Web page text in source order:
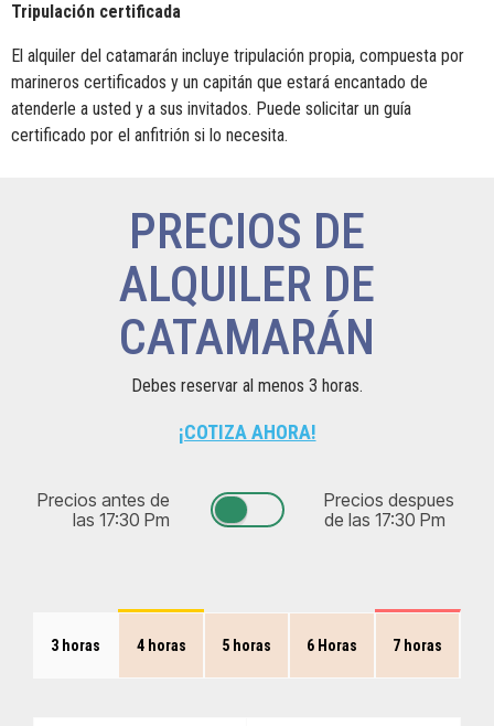
Tripulación certificada
El alquiler del catamarán incluye tripulación propia, compuesta por
marineros certificados y un capitán que estará encantado de
atenderle a usted y a sus invitados. Puede solicitar un guía
certificado por el anfitrión si lo necesita.
PRECIOS DE
ALQUILER DE
CATAMARÁN
Debes reservar al menos 3 horas.
¡COTIZA AHORA!
Precios antes de
las 17:30 Pm
Precios despues
de las 17:30 Pm
3 horas 4 horas 5 horas 6 Horas 7 horas